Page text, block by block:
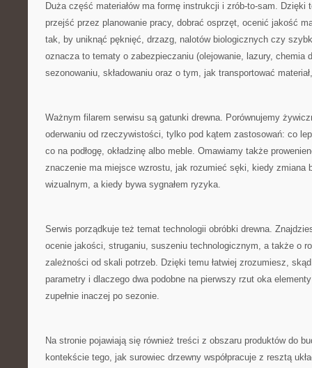
Duża część materiałów ma formę instrukcji i zrób-to-sam. Dzięki
przejść przez planowanie pracy, dobrać osprzęt, ocenić jakość
tak, by uniknąć pęknięć, drzazg, nalotów biologicznych czy
oznacza to tematy o zabezpieczaniu (olejowanie, lazury, chemia
sezonowaniu, składowaniu oraz o tym, jak transportować
Ważnym filarem serwisu są gatunki drewna. Porównujemy
oderwaniu od rzeczywistości, tylko pod kątem zastosowań: co
co na podłogę, okładzinę albo meble. Omawiamy także
znaczenie ma miejsce wzrostu, jak rozumieć sęki, kiedy zmiana
wizualnym, a kiedy bywa sygnałem ryzyka.
Serwis porządkuje też temat technologii obróbki drewna.
ocenie jakości, struganiu, suszeniu technologicznym, a także o
zależności od skali potrzeb. Dzięki temu łatwiej zrozumiesz,
parametry i dlaczego dwa podobne na pierwszy rzut oka
zupełnie inaczej po sezonie.
Na stronie pojawiają się również treści z obszaru produktów do
kontekście tego, jak surowiec drzewny współpracuje z resztą